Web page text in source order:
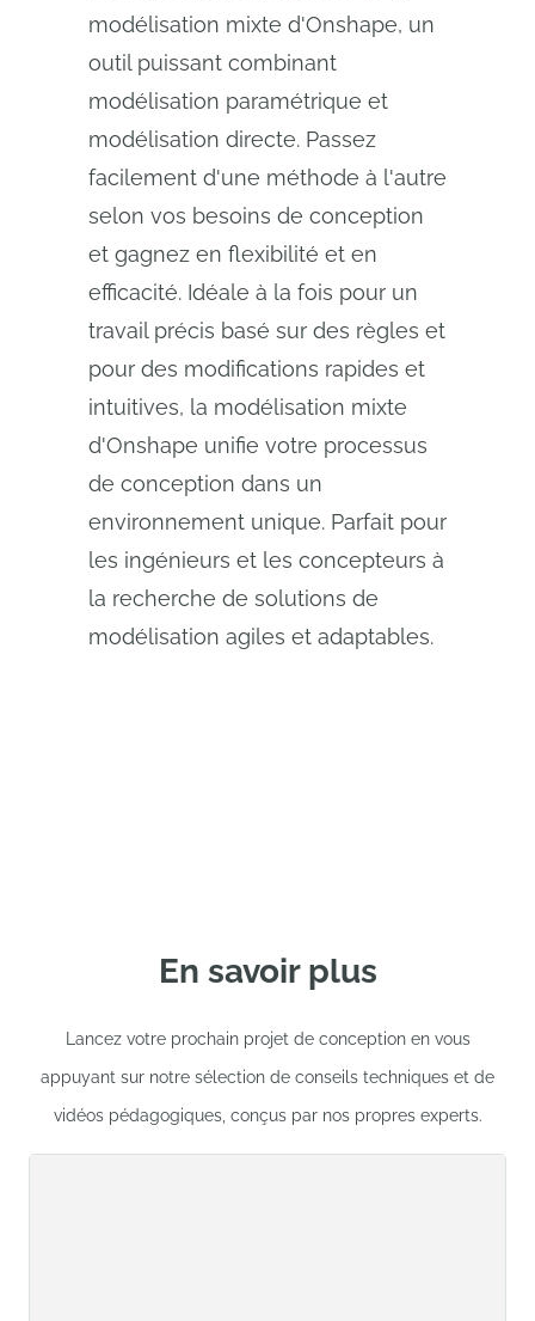
modélisation mixte d'Onshape, un
outil puissant combinant
modélisation paramétrique et
modélisation directe. Passez
facilement d'une méthode à l'autre
selon vos besoins de conception
et gagnez en flexibilité et en
efficacité. Idéale à la fois pour un
travail précis basé sur des règles et
pour des modifications rapides et
intuitives, la modélisation mixte
d'Onshape unifie votre processus
de conception dans un
environnement unique. Parfait pour
les ingénieurs et les concepteurs à
la recherche de solutions de
modélisation agiles et adaptables.
En savoir plus
Lancez votre prochain projet de conception en vous
appuyant sur notre sélection de conseils techniques et de
vidéos pédagogiques, conçus par nos propres experts.